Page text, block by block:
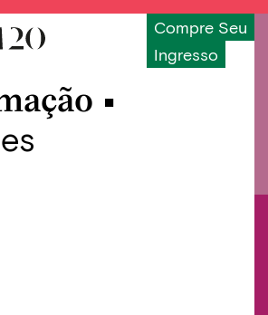
Compre Seu
Ingresso
•